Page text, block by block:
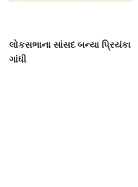
લોકસભાના સાંસદ બન્યા પ્રિયંકા
ગાંધી